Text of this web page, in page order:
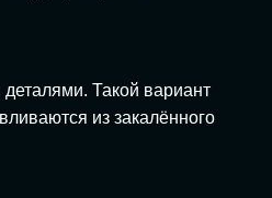
Такой вариант
из закалённого